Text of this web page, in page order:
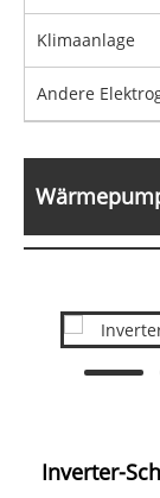
Klimaanlage
Andere
Inverter-